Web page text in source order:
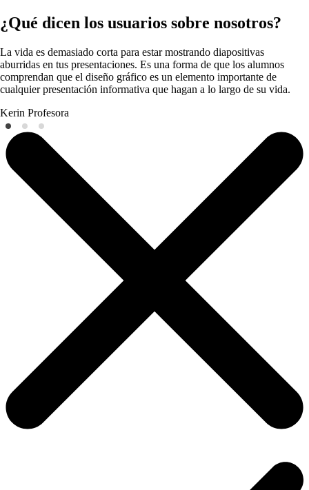
¿Qué dicen los usuarios sobre nosotros?
La vida es demasiado corta para estar mostrando diapositivas
aburridas en tus presentaciones. Es una forma de que los alumnos
comprendan que el diseño gráfico es un elemento importante de
cualquier presentación informativa que hagan a lo largo de su vida.
Kerin Profesora